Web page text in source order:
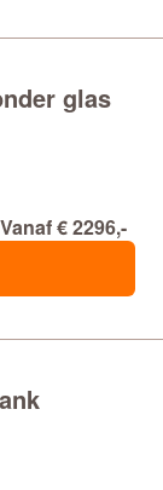
glas
Vanaf € 2296,-